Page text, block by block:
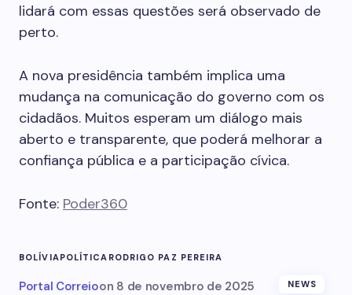
lidará com essas questões será observado de
perto.
A nova presidência também implica uma
mudança na comunicação do governo com os
cidadãos. Muitos esperam um diálogo mais
aberto e transparente, que poderá melhorar a
confiança pública e a participação cívica.
Fonte: Poder360
BOLÍVIAPOLÍTICA RODRIGO PAZ PEREIRA
Portal Correioon 8 de novembro de 2025 NEWS